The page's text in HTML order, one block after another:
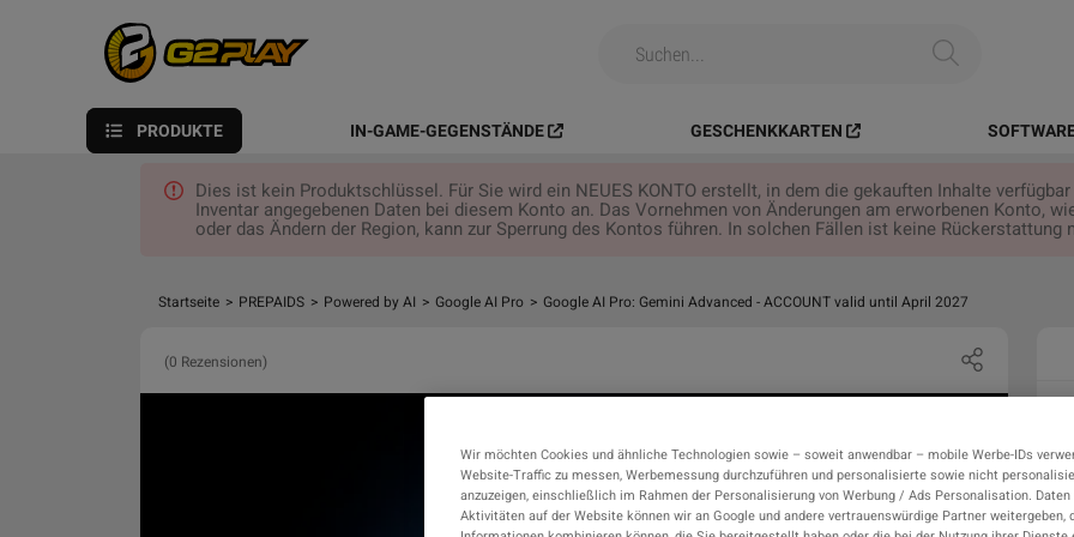
PRODUKTE IN-GAME-GEGENSTÄNDE GESCHENKKARTEN
Dies ist kein Produktschlüssel. Für Sie wird ein NEUES KONTO erstellt, in dem die gekauften Inhalte
Inventar angegebenen Daten bei diesem Konto an. Das Vornehmen von Änderungen am erworbenen Konto,
oder das Ändern der Region, kann zur Sperrung des Kontos führen. In solchen Fällen ist keine Rückerstattung
Startseite > PREPAIDS > Powered by AI > Google AI Pro > Google AI Pro: Gemini Advanced - ACCOUNT valid until April 2027
(0 Rezensionen)
Wir möchten Cookies und ähnliche Technologien sowie – soweit anwendbar – mobile Werbe-IDs
Website-Traffic zu messen, Werbemessung durchzuführen und personalisierte sowie nicht
anzuzeigen, einschließlich im Rahmen der Personalisierung von Werbung / Ads Personalisation. Daten
Aktivitäten auf der Website können wir an Google und andere vertrauenswürdige Partner weitergeben,